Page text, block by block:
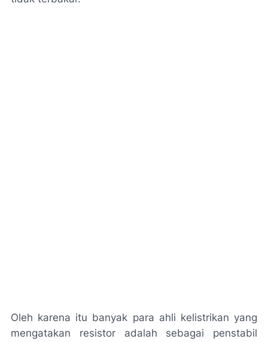
Oleh karena itu banyak para ahli kelistrikan yang
mengatakan resistor adalah sebagai penstabil